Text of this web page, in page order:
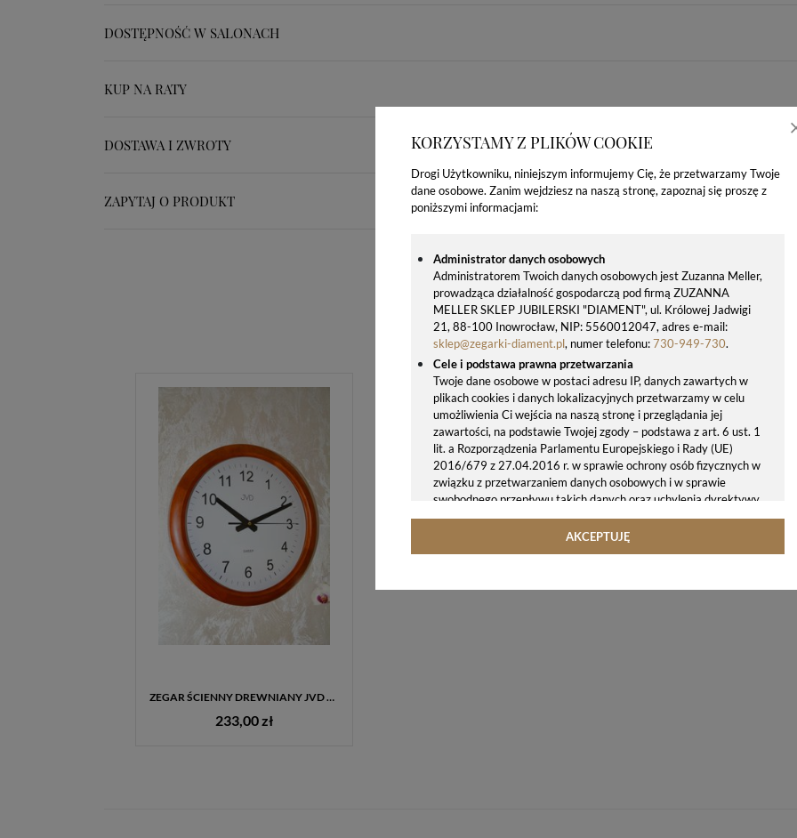
KORZYSTAMY Z PLIKÓW COOKIE
Drogi Użytkowniku, niniejszym informujemy Cię, że przetwarzamy Twoje
dane osobowe. Zanim wejdziesz na naszą stronę, zapoznaj się proszę z
poniższymi informacjami:
Administrator danych osobowych
Administratorem Twoich danych osobowych jest Zuzanna Meller,
prowadząca działalność gospodarczą pod firmą ZUZANNA
MELLER SKLEP JUBILERSKI "DIAMENT", ul. Królowej Jadwigi
21, 88-100 Inowrocław, NIP: 5560012047, adres e-mail:
sklep@zegarki-diament.pl, numer telefonu:730-949-730.
Cele i podstawa prawna przetwarzania
Twoje dane osobowe w postaci adresu IP, danych zawartych w
plikach cookies i danych lokalizacyjnych przetwarzamy w celu
umożliwienia Ci wejścia na naszą stronę i przeglądania jej
zawartości, na podstawie Twojej zgody – podstawa z art. 6 ust. 1
lit. a Rozporządzenia Parlamentu Europejskiego i Rady (UE)
2016/679 z 27.04.2016 r. w sprawie ochrony osób fizycznych w
związku z przetwarzaniem danych osobowych i w sprawie
swobodnego przepływu takich danych oraz uchylenia dyrektywy
95/46/WE (ogólne rozporządzenie o ochronie danych, tj. RODO).
Twoje dane osobowe możemy udostępniać hostingodawcy. Takie
zgodnie z naszymi poleceniami. Przekazujemy Twoje dane poza
AKCEPTUJĘ
DOSTĘPNOŚĆ W SALONACH
KUP NA RATY
DOSTAWA I ZWROTY
ZAPYTAJ O PRODUKT
OSTATNIO OGLĄDANE PRODUKTY
ZEGAR ŚCIENNY DREWNIANY JVD NS8017.1 MAHOŃ 34,5 CM CICHY PŁYNĄCY SEKUNDNIK
233,00 zł